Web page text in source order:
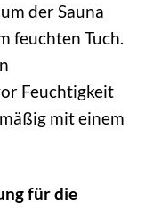
der Sauna
feuchten Tuch.
Feuchtigkeit
mit einem
für die